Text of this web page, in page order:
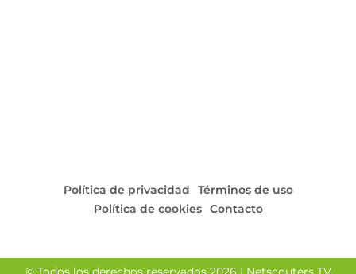
Política de privacidad
Términos de uso
Política de cookies Contacto